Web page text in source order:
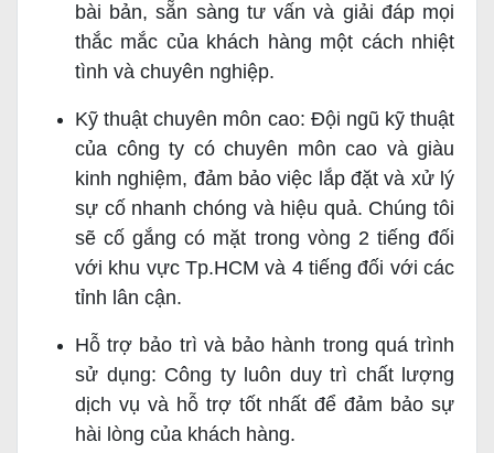
bài bản, sẵn sàng tư vấn và giải đáp mọi
thắc mắc của khách hàng một cách nhiệt
tình và chuyên nghiệp.
Kỹ thuật chuyên môn cao: Đội ngũ kỹ thuật
của công ty có chuyên môn cao và giàu
kinh nghiệm, đảm bảo việc lắp đặt và xử lý
sự cố nhanh chóng và hiệu quả. Chúng tôi
sẽ cố gắng có mặt trong vòng 2 tiếng đối
với khu vực Tp.HCM và 4 tiếng đối với các
tỉnh lân cận.
Hỗ trợ bảo trì và bảo hành trong quá trình
sử dụng: Công ty luôn duy trì chất lượng
dịch vụ và hỗ trợ tốt nhất để đảm bảo sự
hài lòng của khách hàng.